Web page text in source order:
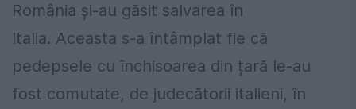
România și-au găsit salvarea în
Italia. Aceasta s-a întâmplat fie că
pedepsele cu închisoarea din țară le-au
fost comutate, de judecătorii italieni, în